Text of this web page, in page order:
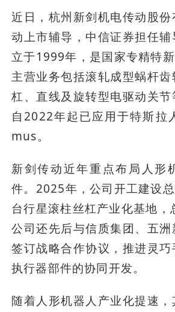
近日，杭州新剑机电传动股
动上市辅导，中信证券担任
立于1999年，是国家专精特新
主营业务包括滚轧成型蜗杆
杠、直线及旋转型电驱动关
自2022年起已应用于特斯拉
mus。
新剑传动近年重点布局人形
件。2025年，公司开工建设
台行星滚柱丝杠产业化基地，
公司还先后与信质集团、五洲
签订战略合作协议，推进灵
执行器部件的协同开发。
随着人形机器人产业化提速，